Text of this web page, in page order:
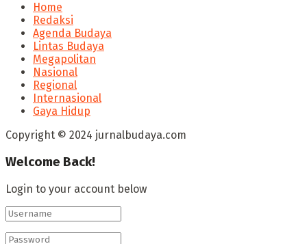
Home
Redaksi
Agenda Budaya
Lintas Budaya
Megapolitan
Nasional
Regional
Internasional
Gaya Hidup
Copyright © 2024 jurnalbudaya.com
Welcome Back!
Login to your account below